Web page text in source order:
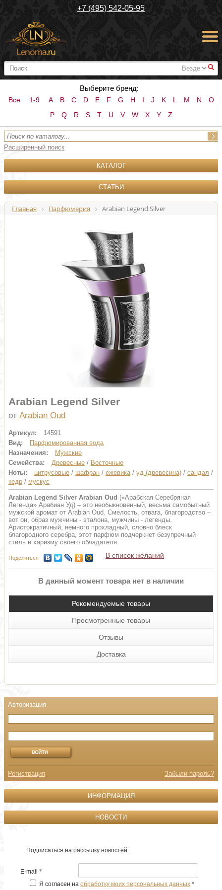
+7 (495) 542-05-95
#
Выберите бренд:
Все 1-9 A B C D E F G H I J K L M N
O
P
Q R S T U V W X Y Z
Расширенный поиск
КАТАЛОГ
СТАТЬИ
Главная Парфюмерия Arabian Legend Silver
Arabian Legend Silver
от Arabian Oud
Артикул:
14591
Вид:
Парфюмированная вода
Назначения:
Мужские
Семейства:
Древесные / Восточные
Ноты:
цитрусовые / шафран / ежевика/ уд (древесина) / сандал /
кедр / мускус
Arabian Legend Silver Arabian Oud («Арабская Серебряная
Легенда» Арабиан Уд) – это необыкновенный, весьма самобытный
мужской аромат от Arabian Oud. Смелость, отвага, благородство –
вот он, образ мужчины - эталона, мужчины - легенды.
Аристократичный, немного прохладный, словно блеск
благородного серебра, этот парфюм подчеркнет безупречный
стиль и харизму своего обладателя.
Поделиться В список желаний
В данный момент товара нет в наличии
Рекомендуемые товары
Просмотренные товары
Отзывы
Доставка
Регистрация Забыли пароль?
ИНФОРМАЦИЯ
НОВОСТИ
Подписаться на рассылку новостей:
E-mail *
Я согласен на обработку моих персональных данных *